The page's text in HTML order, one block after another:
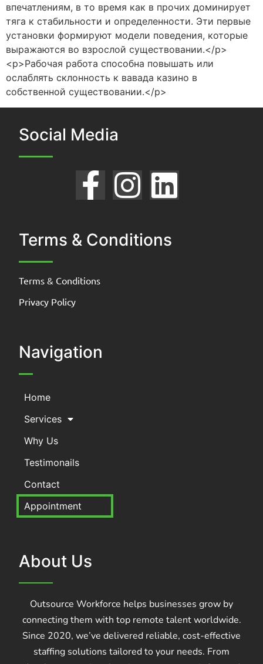
впечатлениям, в то время как в прочих доминирует
тяга к стабильности и определенности. Эти первые
установки формируют модели поведения, которые
выражаются во взрослой существовании.</p>
<p>Рабочая работа способна повышать или
ослаблять склонность к вавада казино в
собственной существовании.</p>
Social Media
Terms & Conditions
Terms & Conditions
Privacy Policy
Navigation
Home
Services
Why Us
Testimonails
Contact
Appointment
About Us
Outsource Workforce helps businesses grow by
connecting them with top remote talent worldwide.
Since 2020, we’ve delivered reliable, cost-effective
staffing solutions tailored to your needs. From